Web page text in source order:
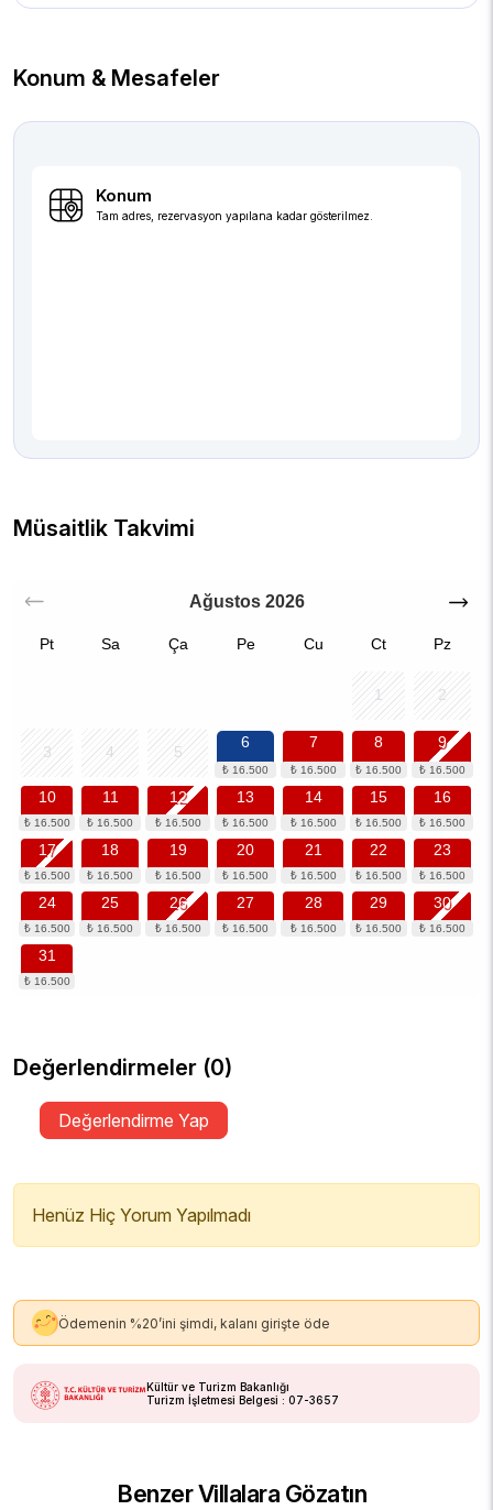
Konum & Mesafeler
Konum
Tam adres, rezervasyon yapılana kadar gösterilmez.
Müsaitlik Takvimi
Ağustos 2026
Pt Sa Ça Pe Cu Ct Pz
1 2
3 4 5
6 7 8 9
10 11 12 13 14 15 16
17 18 19 20 21 22 23
24 25 26 27 28 29 30
31
Değerlendirmeler (0)
Değerlendirme Yap
Henüz Hiç Yorum Yapılmadı
Ödemenin %20’ini şimdi, kalanı girişte öde
Kültür ve Turizm Bakanlığı
Turizm İşletmesi Belgesi : 07-3657
Benzer Villalara Gözatın